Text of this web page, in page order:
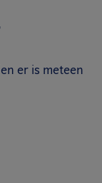
er is meteen